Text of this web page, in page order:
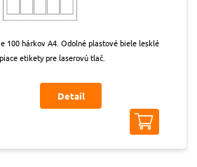
100 hárkov A4. Odolné plastové biele lesklé
etikety pre laserovú tlač.
Detail